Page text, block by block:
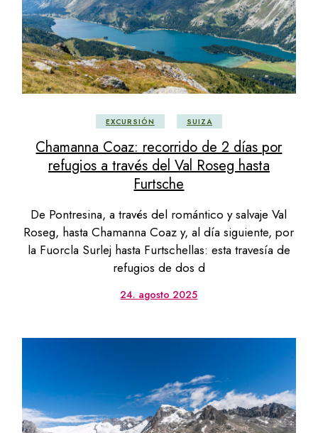
EXCURSIÓN SUIZA
Chamanna Coaz: recorrido de 2 días por
refugios a través del Val Roseg hasta
Furtsche
De Pontresina, a través del romántico y salvaje Val
Roseg, hasta Chamanna Coaz y, al día siguiente, por
la Fuorcla Surlej hasta Furtschellas: esta travesía de
refugios de dos d
24. agosto 2025